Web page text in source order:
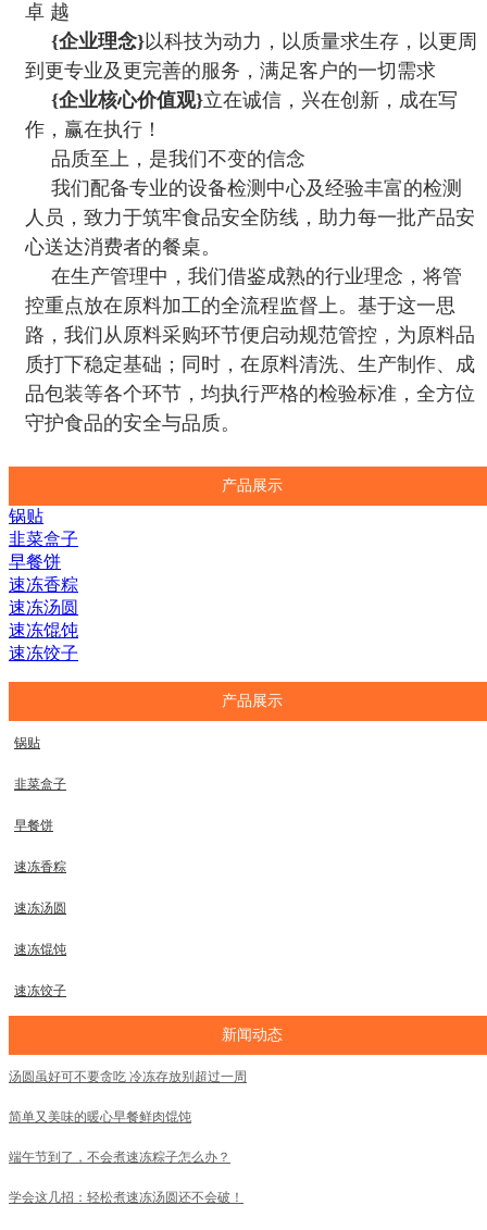
卓 越
{企业理念}以科技为动力，以质量求生存，以更周
到更专业及更完善的服务，满足客户的一切需求
{企业核心价值观}立在诚信，兴在创新，成在写
作，赢在执行！
品质至上，是我们不变的信念
我们配备专业的设备检测中心及经验丰富的检测
人员，致力于筑牢食品安全防线，助力每一批产品安
心送达消费者的餐桌。
在生产管理中，我们借鉴成熟的行业理念，将管
控重点放在原料加工的全流程监督上。基于这一思
路，我们从原料采购环节便启动规范管控，为原料品
质打下稳定基础；同时，在原料清洗、生产制作、成
品包装等各个环节，均执行严格的检验标准，全方位
守护食品的安全与品质。
产品展示
锅贴
韭菜盒子
早餐饼
速冻香粽
速冻汤圆
速冻馄饨
速冻饺子
产品展示
锅贴
韭菜盒子
早餐饼
速冻香粽
速冻汤圆
速冻馄饨
速冻饺子
新闻动态
汤圆虽好可不要贪吃 冷冻存放别超过一周
简单又美味的暖心早餐鲜肉馄饨
端午节到了，不会煮速冻粽子怎么办？
学会这几招：轻松煮速冻汤圆还不会破！